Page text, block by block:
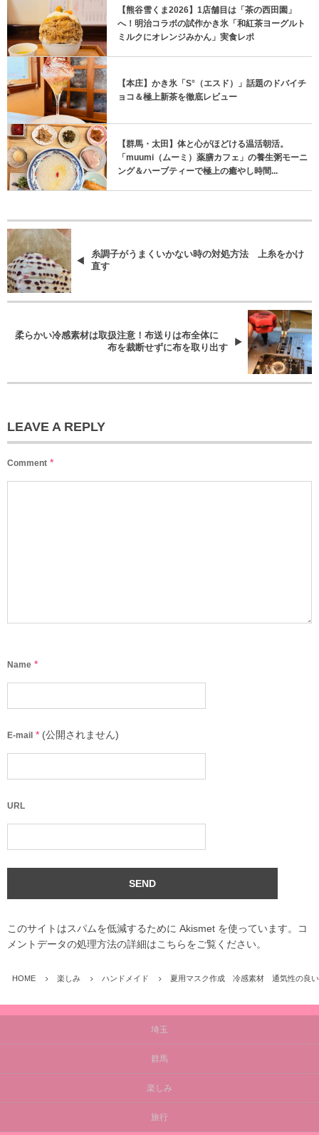
【熊谷雪くま2026】1店舗目は「茶の西田園」
へ！明治コラボの試作かき氷「和紅茶ヨーグルト
ミルクにオレンジみかん」実食レポ
【本庄】かき氷「S°（エスド）」話題のドバイチ
ョコ＆極上新茶を徹底レビュー
【群馬・太田】体と心がほどける温活朝活。
「muumi（ムーミ）薬膳カフェ」の養生粥モーニ
ング＆ハーブティーで極上の癒やし時間...
糸調子がうまくいかない時の対処方法 上糸をかけ
直す
柔らかい冷感素材は取扱注意！布送りは布全体に
布を裁断せずに布を取り出す
LEAVE A REPLY
Comment *
Name *
E-mail * (公開されません)
URL
このサイトはスパムを低減するために Akismet を使っています。
コ
メントデータの処理方法の詳細はこちらをご覧ください。
HOME 楽しみ ハンドメイド 夏用マスク作成 冷感素材 通気性の良い
埼玉
群馬
楽しみ
旅行